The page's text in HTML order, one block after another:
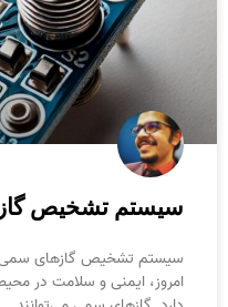
سیستم تشخیص
سیستم تشخیص گازهای سمی:
امروز، ایمنی و سلامت در